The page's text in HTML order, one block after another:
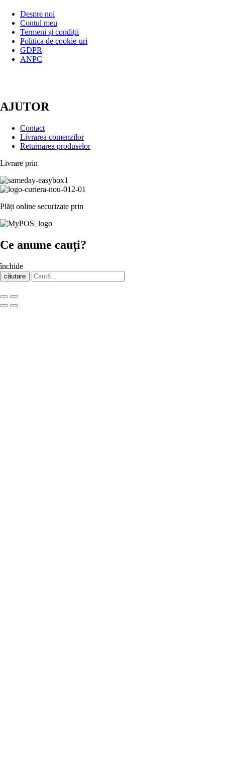
Despre noi
Contul meu
Termeni și condiții
Politica de cookie-uri
GDPR
ANPC
AJUTOR
Contact
Livrarea comenzilor
Returnarea produselor
Livrare prin
Plăți online securizate prin
Ce anume cauți?
închide
căutare